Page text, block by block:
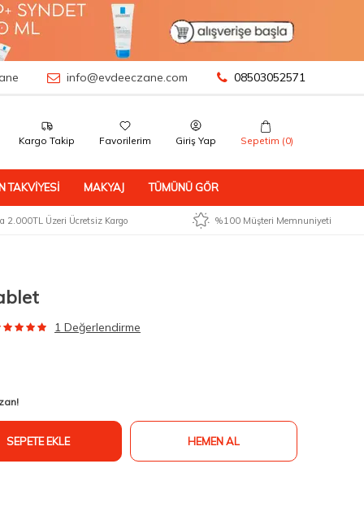
info@evdeeczane.com 08503052571
Kargo Takip Favorilerim Giriş Yap Sepetim (0)
TAKVIYESI MAKYAJ TÜMÜNÜ GÖR
2.000TL Üzeri Ücretsiz Kargo %100 Müşteri Memnuniyeti
1 Değerlendirme
SEPETE EKLE HEMEN AL